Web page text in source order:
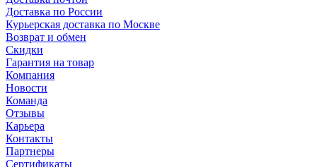
Доставка по России
Курьерская доставка по Москве
Возврат и обмен
Скидки
Гарантия на товар
Компания
Новости
Команда
Отзывы
Карьера
Контакты
Партнеры
Сертификаты